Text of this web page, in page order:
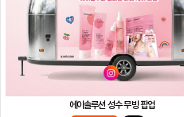
에이솔루션 성수 무빙 팝업